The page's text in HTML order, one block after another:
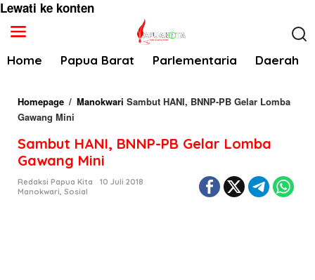
Lewati ke konten
Home Papua Barat Parlementaria Daerah
Homepage / Manokwari Sambut HANI, BNNP-PB Gelar Lomba
Gawang Mini
Sambut HANI, BNNP-PB Gelar Lomba
Gawang Mini
Redaksi Papua Kita
10 Juli 2018
Manokwari, Sosial